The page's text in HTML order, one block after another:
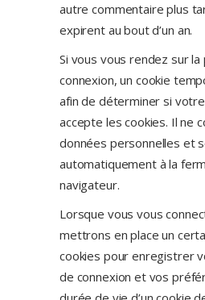
autre commentaire plus
expirent au bout d’un an.
Si vous vous rendez sur la
connexion, un cookie
afin de déterminer si
accepte les cookies. Il ne
données personnelles et
automatiquement à la
navigateur.
Lorsque vous vous
mettrons en place un
cookies pour enregistrer
de connexion et vos